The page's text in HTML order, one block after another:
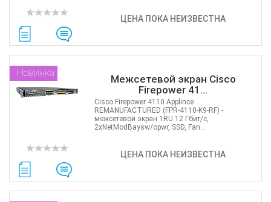
ЦЕНА ПОКА НЕИЗВЕСТНА
Межсетевой экран Cisco
Firepower 41...
Новинка
ЦЕНА ПОКА НЕИЗВЕСТНА
Cisco Firepower 4110 Applince
REMANUFACTURED (FPR-4110-K9-RF) -
межсетевой экран 1RU 12 Гбит/с,
2xNetModBaysw/opwr, SSD, Fan...